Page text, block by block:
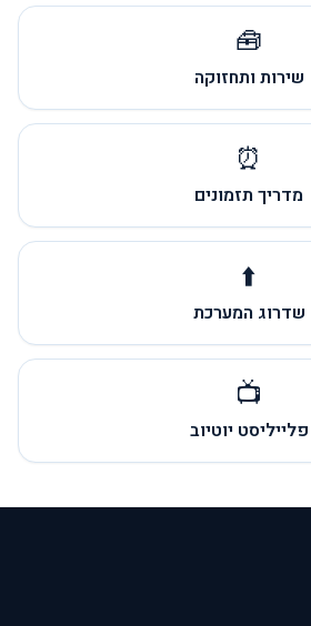
🧰
שירות ותחזוקה
⏰
מדריך תזמונים
⬆️
שדרוג המערכת
📺
פלייליסט יוטיוב